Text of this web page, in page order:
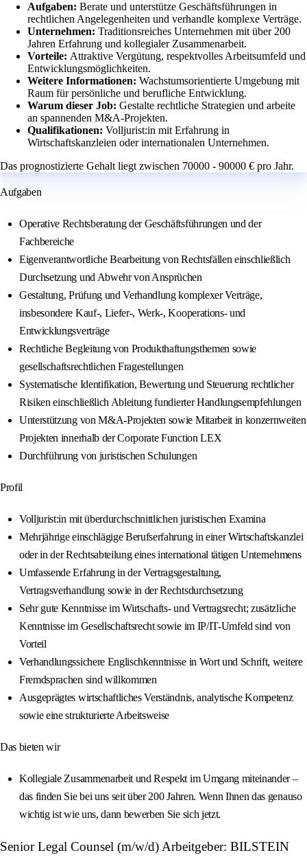
Aufgaben: Berate und unterstütze Geschäftsführungen in
rechtlichen Angelegenheiten und verhandle komplexe Verträge.
Unternehmen: Traditionsreiches Unternehmen mit über 200
Jahren Erfahrung und kollegialer Zusammenarbeit.
Vorteile: Attraktive Vergütung, respektvolles Arbeitsumfeld und
Entwicklungsmöglichkeiten.
Weitere Informationen: Wachstumsorientierte Umgebung mit
Raum für persönliche und berufliche Entwicklung.
Warum dieser Job: Gestalte rechtliche Strategien und arbeite
an spannenden M&A-Projekten.
Qualifikationen: Volljurist:in mit Erfahrung in
Wirtschaftskanzleien oder internationalen Unternehmen.
Das prognostizierte Gehalt liegt zwischen 70000 - 90000 € pro Jahr.
Aufgaben
Operative Rechtsberatung der Geschäftsführungen und der
Fachbereiche
Eigenverantwortliche Bearbeitung von Rechtsfällen einschließlich
Durchsetzung und Abwehr von Ansprüchen
Gestaltung, Prüfung und Verhandlung komplexer Verträge,
insbesondere Kauf-, Liefer-, Werk-, Kooperations- und
Entwicklungsverträge
Rechtliche Begleitung von Produkthaftungsthemen sowie
gesellschaftsrechtlichen Fragestellungen
Systematische Identifikation, Bewertung und Steuerung rechtlicher
Risiken einschließlich Ableitung fundierter Handlungsempfehlungen
Unterstützung von M&A-Projekten sowie Mitarbeit in konzernweiten
Projekten innerhalb der Corporate Function LEX
Durchführung von juristischen Schulungen
Profil
Volljurist:in mit überdurchschnittlichen juristischen Examina
Mehrjährige einschlägige Berufserfahrung in einer Wirtschaftskanzlei
oder in der Rechtsabteilung eines international tätigen Unternehmens
Umfassende Erfahrung in der Vertragsgestaltung,
Vertragsverhandlung sowie in der Rechtsdurchsetzung
Sehr gute Kenntnisse im Wirtschafts- und Vertragsrecht; zusätzliche
Kenntnisse im Gesellschaftsrecht sowie im IP/IT-Umfeld sind von
Vorteil
Verhandlungssichere Englischkenntnisse in Wort und Schrift, weitere
Fremdsprachen sind willkommen
Ausgeprägtes wirtschaftliches Verständnis, analytische Kompetenz
sowie eine strukturierte Arbeitsweise
Das bieten wir
Kollegiale Zusammenarbeit und Respekt im Umgang miteinander –
das finden Sie bei uns seit über 200 Jahren. Wenn Ihnen das genauso
wichtig ist wie uns, dann bewerben Sie sich jetzt.
Senior Legal Counsel (m/w/d) Arbeitgeber: BILSTEIN